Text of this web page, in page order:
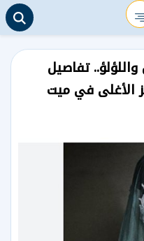
تفاصيل
الأغلى في ميت